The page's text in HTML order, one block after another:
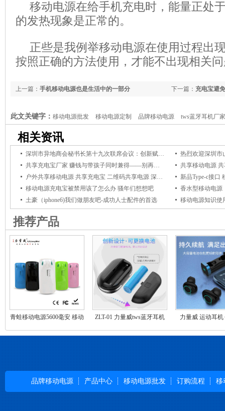
移动电源在给手机充电时，能量正处
的发热现象是正常的。
正些是我例举移动电源在使用过程出
按照正确的方法使用，才能不出现相关
下一篇： 充电宝避
上一篇： 手机移动电源也是生活中的一部分
此文关键字： 移动电源批发 移动电源定制 品牌移动电源 tws蓝牙耳机厂家
享充电宝加盟，共享充电宝批发，共享充电宝排名，共享充电宝定制，力量威
家 深圳充电宝工厂订制 手机移动电宝生产商 移动电源OEM代加工 手机充电
移动电源充电线 usb充电器 1a/2.1a车充 车载充电器厂家 充电器生产厂商 深圳
移动电源厂家 高通认证移动电源生产厂家
相关资讯
深圳市异地商会秘书长第十九次联席会议：创新赋能探讨科技成果与产业需求对接之路
共享充电宝厂家 赚钱与带孩子同时兼得——别再抱怨工作忙没时间陪孩子了
共享移动电源
户外共享移动电源 共享充电宝 二维码共享电源 深圳市力量威充
移动电源充电宝被禁用该了怎么办 骚年们想想吧
香水型移动电源
土豪（iphone6)我们做朋友吧-成功人士配件的首选
移动电源知识使
推荐产品
青蛙移动电源5600毫安 移动
ZLT-01 力量威tws蓝牙耳机
力量威 运动耳机
水
品牌移动电源 产品中心 移动电源批发 订购流程 移